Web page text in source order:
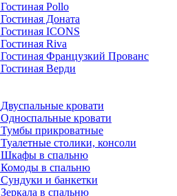
Гостиная Alice
Гостиная Art
Гостиная Arka
Гостиная Bubble
Гостиная Ellipse
Гостиная Berber
Гостиная Line
Гостиная Rosa
Гостиная Gouache
Гостиная Olivia
Гостиная Bruni
Гостиная Nicole
Гостиная Лофт СИТИ